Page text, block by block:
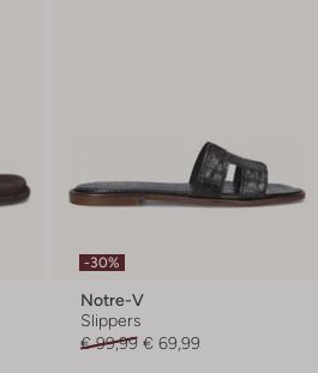
-30%
Notre-V
Slippers
€ 99,99 € 69,99